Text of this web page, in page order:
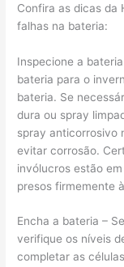
Confira as dicas da
falhas na bateria:
Inspecione a
bateria para o
bateria. Se
dura ou spray
spray anticorrosivo
evitar corrosão.
invólucros estão
presos firmemente
Encha a bateria –
verifique os níveis
completar as